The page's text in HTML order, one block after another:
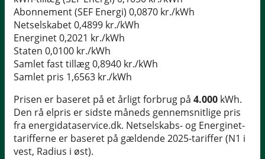
Abonnement (SEF Energi) 0,0870 kr./kWh
Netselskabet0,4899 kr./kWh
Energinet0,2021 kr./kWh
Staten 0,0100 kr./kWh
Samlet fast tillæg0,8940 kr./kWh
Samlet pris 1,6563 kr./kWh
Prisen er baseret på et årligt forbrug på 4.000 kWh.
Den rå elpris er sidste måneds gennemsnitlige pris
fra energidataservice.dk. Netselskabs- og Energinet-
tarifferne er baseret på gældende 2025-tariffer (N1 i
vest, Radius i øst).